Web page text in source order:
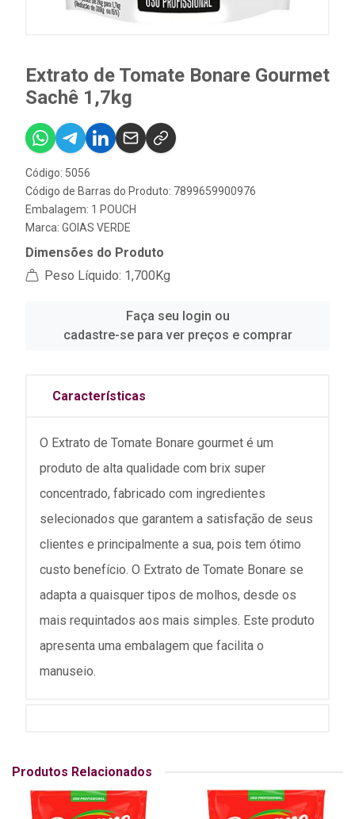
Extrato de Tomate Bonare Gourmet
Sachê 1,7kg
Código: 5056
Código de Barras do Produto: 7899659900976
Embalagem: 1 POUCH
Marca: GOIAS VERDE
Dimensões do Produto
Peso Líquido: 1,700Kg
Faça seu login ou
cadastre-se para ver preços e comprar
Características
O Extrato de Tomate Bonare gourmet é um
produto de alta qualidade com brix super
concentrado, fabricado com ingredientes
selecionados que garantem a satisfação de seus
clientes e principalmente a sua, pois tem ótimo
custo benefício. O Extrato de Tomate Bonare se
adapta a quaisquer tipos de molhos, desde os
mais requintados aos mais simples. Este produto
apresenta uma embalagem que facilita o
manuseio.
Produtos Relacionados